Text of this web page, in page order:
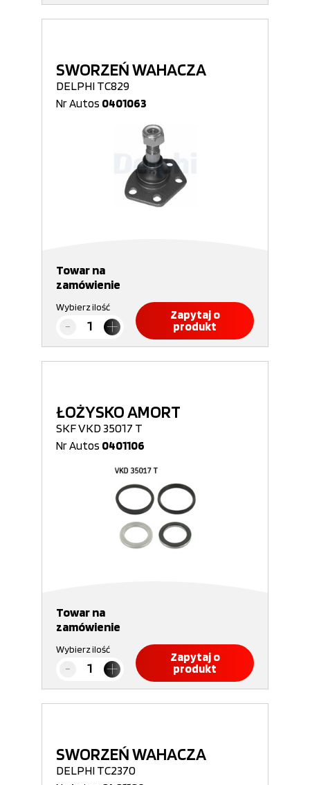
SWORZEŃ WAHACZA
DELPHI TC829
Nr Autos 0401063
Towar na
zamówienie
Wybierz ilość
Zapytaj o
produkt
ŁOŻYSKO AMORT
SKF VKD 35017 T
Nr Autos 0401106
Towar na
zamówienie
Wybierz ilość
Zapytaj o
produkt
SWORZEŃ WAHACZA
DELPHI TC2370